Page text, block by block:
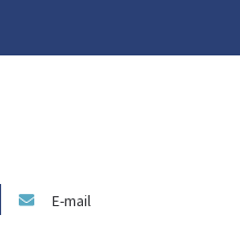
E-mail